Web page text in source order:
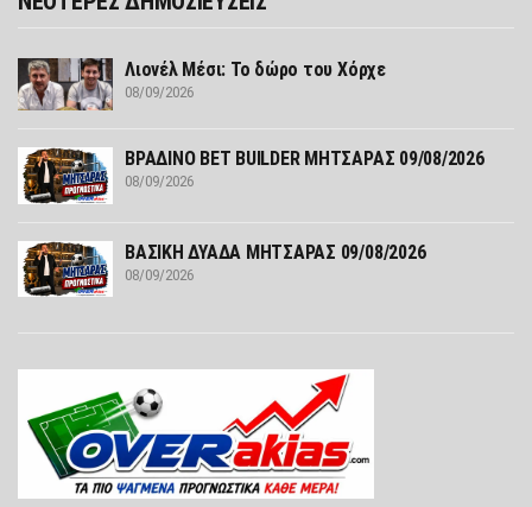
Λιονέλ Μέσι: Το δώρο του Χόρχε
08/09/2026
ΒΡΑΔΙΝΟ ΒΕΤ BUILDER ΜΗΤΣΑΡΑΣ 09/08/2026
08/09/2026
ΒΑΣΙΚΗ ΔΥΑΔΑ ΜΗΤΣΑΡΑΣ 09/08/2026
08/09/2026